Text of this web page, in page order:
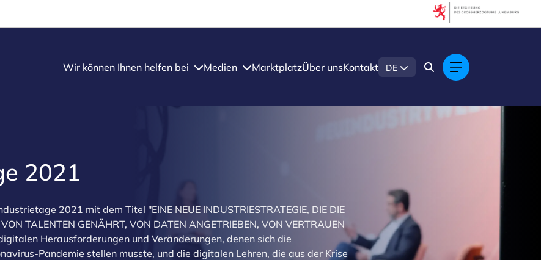
Wir können Ihnen helfen bei Medien MarktplatzÜber unsKontakt DE
2021
2021 mit dem Titel "EINE NEUE INDUSTRIESTRATEGIE, DIE DIE
TALENTEN GENÄHRT, VON DATEN ANGETRIEBEN, VON VERTRAUEN
Herausforderungen und Veränderungen, denen sich die
Pandemie stellen musste, und die digitalen Lehren, die aus der Krise